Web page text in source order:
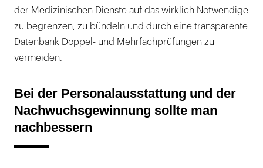
der Medizinischen Dienste auf das wirklich Notwendige
zu begrenzen, zu bündeln und durch eine transparente
Datenbank Doppel- und Mehrfachprüfungen zu
vermeiden.
Bei der Personalausstattung und der
Nachwuchsgewinnung sollte man
nachbessern